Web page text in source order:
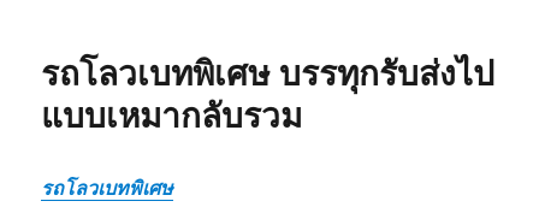
รถโลวเบทพิเศษ บรรทุกรับส่งไป
แบบเหมากลับรวม
รถโลวเบทพิเศษ